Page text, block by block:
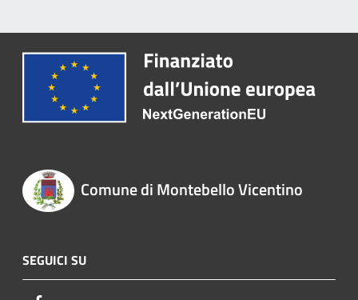
Comune di Montebello Vicentino
SEGUICI SU